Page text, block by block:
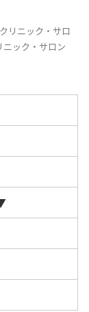
リニック・サロ
ック・サロン